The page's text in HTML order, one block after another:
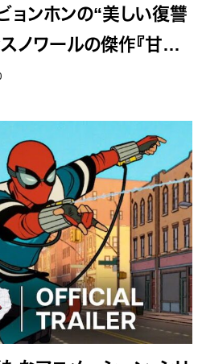
ョンホンの“美しい復讐
ノワールの傑作『甘い